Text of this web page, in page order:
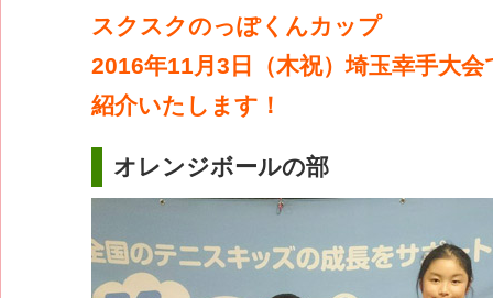
スクスクのっぽくんカップ
2016年11月3日（木祝）埼玉幸手大
紹介いたします！
オレンジボールの部